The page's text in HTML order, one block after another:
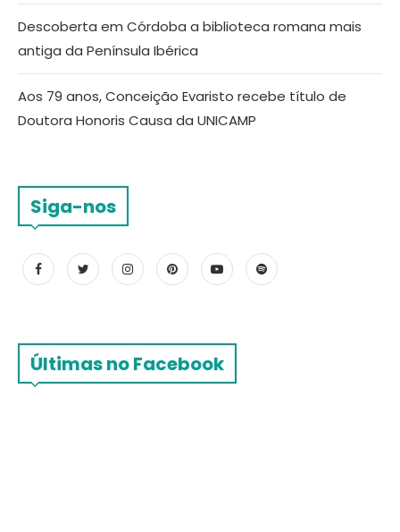
Descoberta em Córdoba a biblioteca romana mais
antiga da Península Ibérica
Aos 79 anos, Conceição Evaristo recebe título de
Doutora Honoris Causa da UNICAMP
Siga-nos
Últimas no Facebook